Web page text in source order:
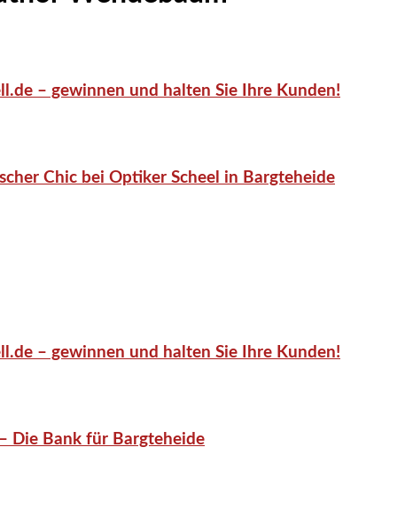
– gewinnen und halten Sie Ihre Kunden!
Chic bei Optiker Scheel in Bargteheide
– gewinnen und halten Sie Ihre Kunden!
Die Bank für Bargteheide